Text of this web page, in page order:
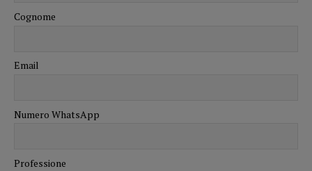
Cognome
Email
Numero WhatsApp
Professione